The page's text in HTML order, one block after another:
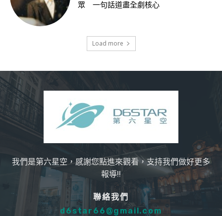
眾 一句話道盡全劇核心
Load more
我們是第六星空，感謝您點進來觀看，支持我們做好更多
報導!!
聯絡我們
d6star66@gmail.com